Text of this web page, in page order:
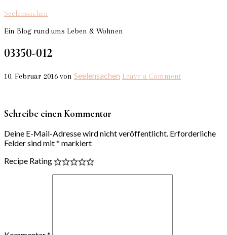
Seelensachen
Ein Blog rund ums Leben & Wohnen
03350-012
10. Februar 2016 von Seelensachen Leave a Comment
Schreibe einen Kommentar
Deine E-Mail-Adresse wird nicht veröffentlicht. Erforderliche
Felder sind mit* markiert
Recipe Rating